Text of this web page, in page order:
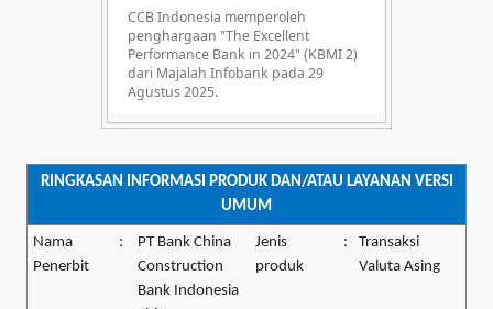
CCB Indonesia memperoleh
penghargaan "The Excellent
Performance Bank in 2024" (KBMI 2)
dari Majalah Infobank pada 29
Agustus 2025.
RINGKASAN INFORMASI PRODUK DAN/ATAU LAYANAN VERSI
UMUM
Nama
Penerbit
:
PT Bank China
Construction
Bank Indonesia
Jenis
produk
:
Transaksi
Valuta Asing